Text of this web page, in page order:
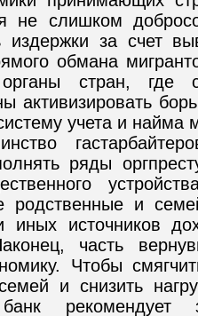
не слишком
издержки за счет
обмана
органы стран, где
активизировать
учета и найма
ряды
родственные и
иных источников
часть
Чтобы
и снизить
рекомендует